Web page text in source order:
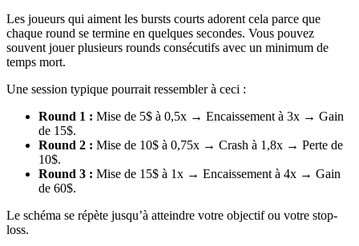
Les joueurs qui aiment les bursts courts adorent cela parce que
chaque round se termine en quelques secondes. Vous pouvez
souvent jouer plusieurs rounds consécutifs avec un minimum de
temps mort.
Une session typique pourrait ressembler à ceci :
Round 1 : Mise de 5$ à 0,5x → Encaissement à 3x → Gain
de 15$.
Round 2 : Mise de 10$ à 0,75x → Crash à 1,8x → Perte de
10$.
Round 3 : Mise de 15$ à 1x → Encaissement à 4x → Gain
de 60$.
Le schéma se répète jusqu’à atteindre votre objectif ou votre stop-
loss.